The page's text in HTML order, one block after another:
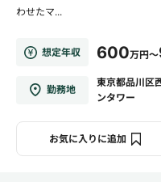
わせたマ...
想定年収 600万円～
勤務地
東京都品川区
ンタワー
お気に入りに追加